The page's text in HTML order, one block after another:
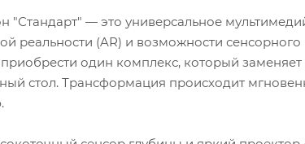
"Стандарт" — это универсальное
реальности (AR) и возможности сенсорного
один комплекс, который заменяет
стол. Трансформация происходит